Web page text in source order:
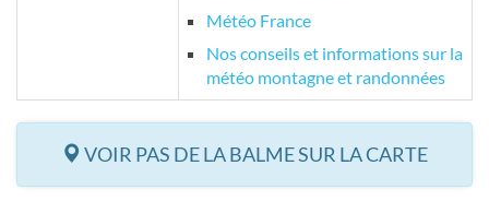
Météo France
Nos conseils et informations sur la
météo montagne et randonnées
VOIR PAS DE LA BALME SUR LA CARTE